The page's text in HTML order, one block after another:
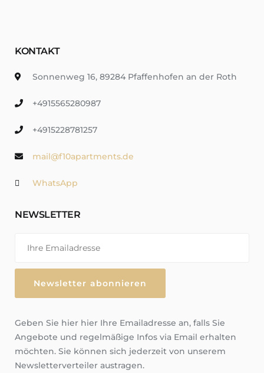
KONTAKT
Sonnenweg 16, 89284 Pfaffenhofen an der Roth
+4915565280987
+4915228781257
mail@f10apartments.de
WhatsApp
NEWSLETTER
Geben Sie hier hier Ihre Emailadresse an, falls Sie
Angebote und regelmäßige Infos via Email erhalten
möchten. Sie können sich jederzeit von unserem
Newsletterverteiler austragen.